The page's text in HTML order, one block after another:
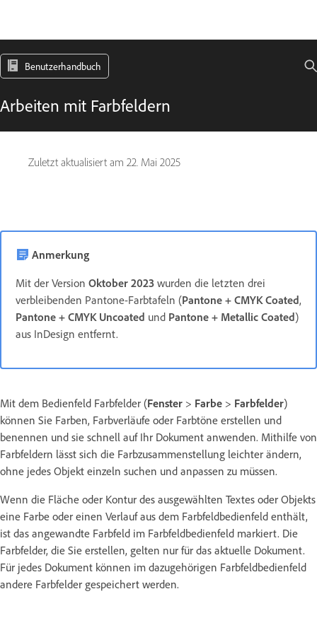
Benutzerhandbuch
Arbeiten mit Farbfeldern
Zuletzt aktualisiert am 22. Mai 2025
Anmerkung
Mit der Version Oktober 2023 wurden die letzten drei
verbleibenden Pantone-Farbtafeln (Pantone + CMYK Coated,
Pantone + CMYK Uncoated und Pantone + Metallic Coated)
aus InDesign entfernt.
Mit dem Bedienfeld Farbfelder (Fenster > Farbe > Farbfelder)
können Sie Farben, Farbverläufe oder Farbtöne erstellen und
benennen und sie schnell auf Ihr Dokument anwenden. Mithilfe von
Farbfeldern lässt sich die Farbzusammenstellung leichter ändern,
ohne jedes Objekt einzeln suchen und anpassen zu müssen.
Wenn die Fläche oder Kontur des ausgewählten Textes oder Objekts
eine Farbe oder einen Verlauf aus dem Farbfeldbedienfeld enthält,
ist das angewandte Farbfeld im Farbfeldbedienfeld markiert. Die
Farbfelder, die Sie erstellen, gelten nur für das aktuelle Dokument.
Für jedes Dokument können im dazugehörigen Farbfeldbedienfeld
andere Farbfelder gespeichert werden.